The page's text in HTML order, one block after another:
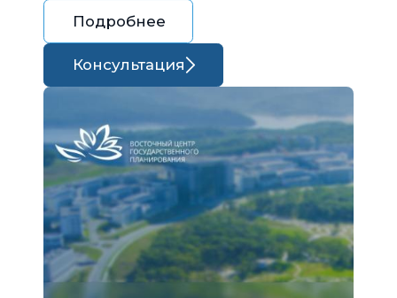
Подробнее
Консультация